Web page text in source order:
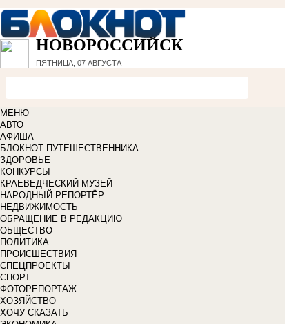
НОВОРОССИЙСК
ПЯТНИЦА, 07 АВГУСТА
МЕНЮ
АВТО
АФИША
БЛОКНОТ ПУТЕШЕСТВЕННИКА
ЗДОРОВЬЕ
КОНКУРСЫ
КРАЕВЕДЧЕСКИЙ МУЗЕЙ
НАРОДНЫЙ РЕПОРТЁР
НЕДВИЖИМОСТЬ
ОБРАЩЕНИЕ В РЕДАКЦИЮ
ОБЩЕСТВО
ПОЛИТИКА
ПРОИСШЕСТВИЯ
СПЕЦПРОЕКТЫ
СПОРТ
ФОТОРЕПОРТАЖ
ХОЗЯЙСТВО
ХОЧУ СКАЗАТЬ